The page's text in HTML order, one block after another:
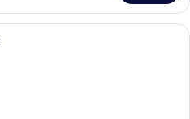
Ropa de cama de alta calidad y